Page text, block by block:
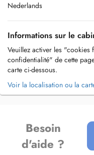
Nederlands
Informations sur le
Veuillez activer les "cookies
confidentialité" de cette
carte ci-dessous.
Voir la localisation ou la
Besoin
d'aide ?